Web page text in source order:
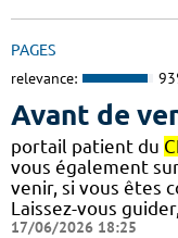
PAGES
relevance:
Avant de
portail patient du
vous également
venir, si vous êtes
Laissez-vous
17/06/2026 18:25